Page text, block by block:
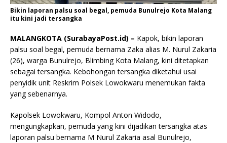
Bikin laporan palsu soal begal, pemuda Bunulrejo Kota Malang
itu kini jadi tersangka
MALANGKOTA (SurabayaPost.id) – Kapok, bikin laporan
palsu soal begal, pemuda bernama Zaka alias M. Nurul Zakaria
(26), warga Bunulrejo, Blimbing Kota Malang, kini ditetapkan
sebagai tersangka. Kebohongan tersangka diketahui usai
penyidik unit Reskrim Polsek Lowokwaru menemukan fakta
yang sebenarnya.
Kapolsek Lowokwaru, Kompol Anton Widodo,
mengungkapkan, pemuda yang kini dijadikan tersangka atas
laporan palsu bernama M Nurul Zakaria asal Bunulrejo,